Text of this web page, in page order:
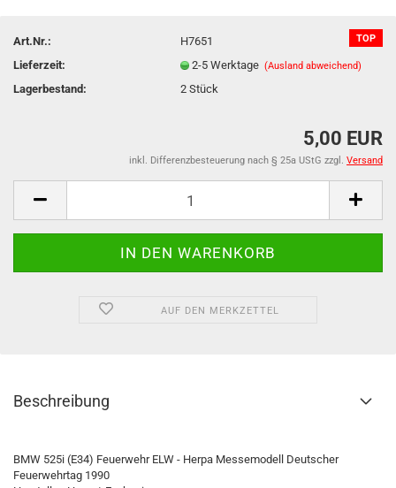
TOP
Art.Nr.:
H7651
Lieferzeit:
2-5 Werktage(Ausland abweichend)
Lagerbestand: 2Stück
5,00 EUR
inkl. Differenzbesteuerung nach § 25a UStG zzgl. Versand
AUF DEN MERKZETTEL
Beschreibung
BMW 525i (E34) Feuerwehr ELW - Herpa Messemodell Deutscher
Feuerwehrtag 1990